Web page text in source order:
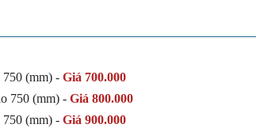
(mm) - Giá 700.000
750 (mm) - Giá 800.000
750 (mm) - Giá 900.000